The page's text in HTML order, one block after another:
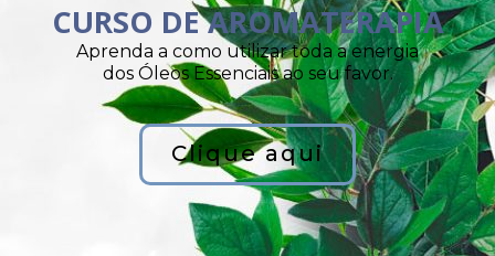
CURSO DE AROMATERAPIA
Aprenda a como utilizar toda a energia
dos Óleos Essenciais ao seu favor.
Clique aqui